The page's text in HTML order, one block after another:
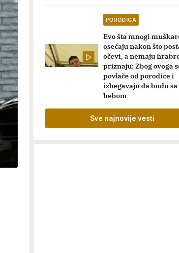
PORODICA
Evo šta mnogi
osećaju nakon što
očevi, a nemaju
priznaju: Zbog ovoga
povlače od porodice i
izbegavaju da budu sa
bebom
Sve najnovije vesti